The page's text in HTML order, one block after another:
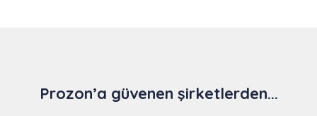
Prozon’a güvenen şirketlerden...